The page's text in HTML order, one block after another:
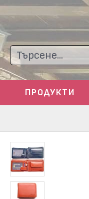
ПРОДУКТИ